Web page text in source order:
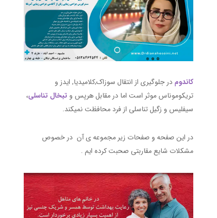
کاندوم در جلوگیری از انتقال سوزاک,کلامیدیا, ایدز و
تریکوموناس موثر است اما در مقابل هرپس و تبخال تناسلی،
سیفلیس و زگیل تناسلی از فرد محافظت نمیکند.
در این صفحه و صفحات زیر مجموعه ی آن در خصوص
مشکلات شایع مقاربتی صحبت کرده ایم .